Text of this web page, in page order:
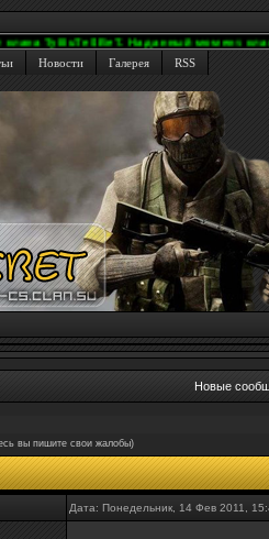
TyIIIuTe $BeT. На данный момент. клан
Новости Галерея RSS
Новые
вы пишите свои жалобы)
Дата: Понедельник, 14 Фев 2011,